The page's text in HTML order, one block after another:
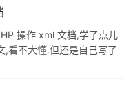
一个word客户端).理想的
PHP将我们的doc文档内
操作 xml 文档,学了点儿
看不大懂.但还是自己写了